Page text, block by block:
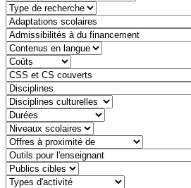
Type de recherche
adaptation-scolaire
admissibilite-a-du-financement
contenu-en-langue
cout
css-et-cs-couvert
discipline
discipline-culturelle
duree
niveaux-scolaires
offre-a-proximite-de
outil-pour-lenseignant
public-cible
type-dactivite